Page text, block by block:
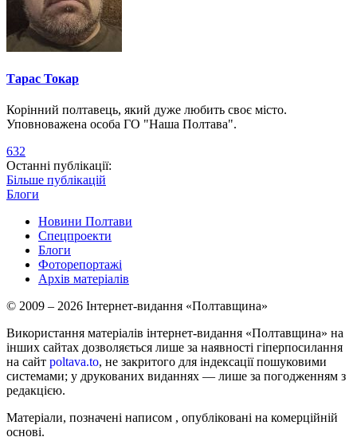
Тарас Токар
Корінний полтавець, який дуже любить своє місто.
Уповноважена особа ГО "Наша Полтава".
632
Останні публікації:
Більше публікацій
Блоги
Новини Полтави
Спецпроекти
Блоги
Фоторепортажі
Архів матеріалів
© 2009 – 2026 Інтернет-видання «Полтавщина»
Використання матеріалів інтернет-видання «Полтавщина» на
інших сайтах дозволяється лише за наявності гіперпосилання
на сайт poltava.to, не закритого для індексації пошуковими
системами; у друкованих виданнях — лише за погодженням з
редакцією.
Матеріали, позначені написом , опубліковані на комерційній
основі.